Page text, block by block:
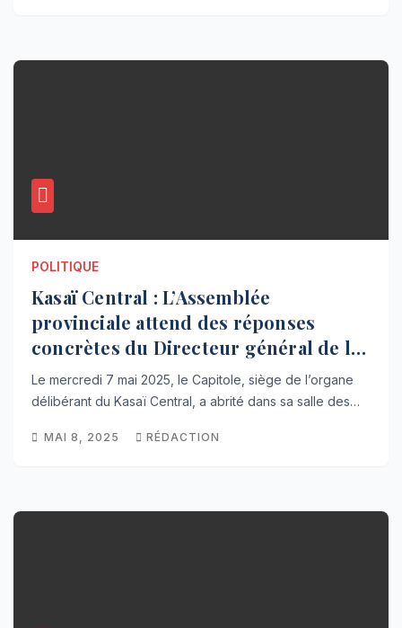
POLITIQUE
Kasaï Central : L’Assemblée
provinciale attend des réponses
concrètes du Directeur général de la
DGRKAC
Le mercredi 7 mai 2025, le Capitole, siège de l’organe
délibérant du Kasaï Central, a abrité dans sa salle des…
MAI 8, 2025 RÉDACTION